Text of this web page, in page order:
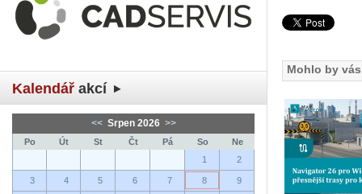
Kalendář akcí
<< Srpen 2026 >>
Po Út St Čt Pá So
Ne
1
2
3 4 5 6 7 8 9
Mohlo by